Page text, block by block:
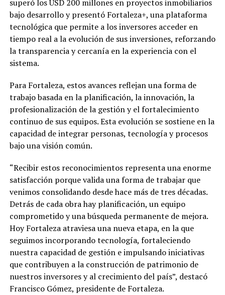
superó los USD 200 millones en proyectos inmobiliarios
bajo desarrollo y presentó Fortaleza+, una plataforma
tecnológica que permite a los inversores acceder en
tiempo real a la evolución de sus inversiones, reforzando
la transparencia y cercanía en la experiencia con el
sistema.
Para Fortaleza, estos avances reflejan una forma de
trabajo basada en la planificación, la innovación, la
profesionalización de la gestión y el fortalecimiento
continuo de sus equipos. Esta evolución se sostiene en la
capacidad de integrar personas, tecnología y procesos
bajo una visión común.
“Recibir estos reconocimientos representa una enorme
satisfacción porque valida una forma de trabajar que
venimos consolidando desde hace más de tres décadas.
Detrás de cada obra hay planificación, un equipo
comprometido y una búsqueda permanente de mejora.
Hoy Fortaleza atraviesa una nueva etapa, en la que
seguimos incorporando tecnología, fortaleciendo
nuestra capacidad de gestión e impulsando iniciativas
que contribuyen a la construcción de patrimonio de
nuestros inversores y al crecimiento del país”, destacó
Francisco Gómez, presidente de Fortaleza.